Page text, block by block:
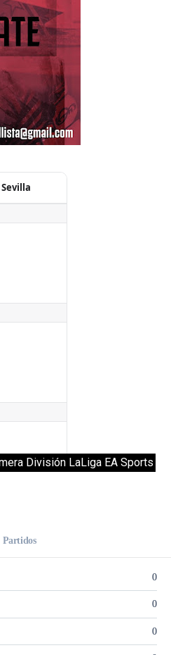
División LaLiga EA Sports